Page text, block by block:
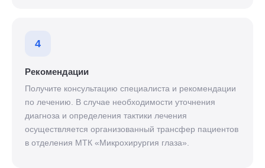
4
Рекомендации
Получите консультацию специалиста и рекомендации
по лечению. В случае необходимости уточнения
диагноза и определения тактики лечения
осуществляется организованный трансфер пациентов
в отделения МТК «Микрохирургия глаза».